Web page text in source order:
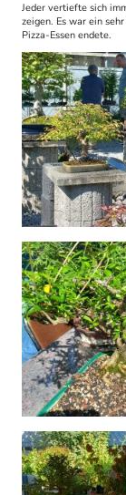
Jeder vertiefte sich
zeigen. Es war ein
Pizza-Essen endete.